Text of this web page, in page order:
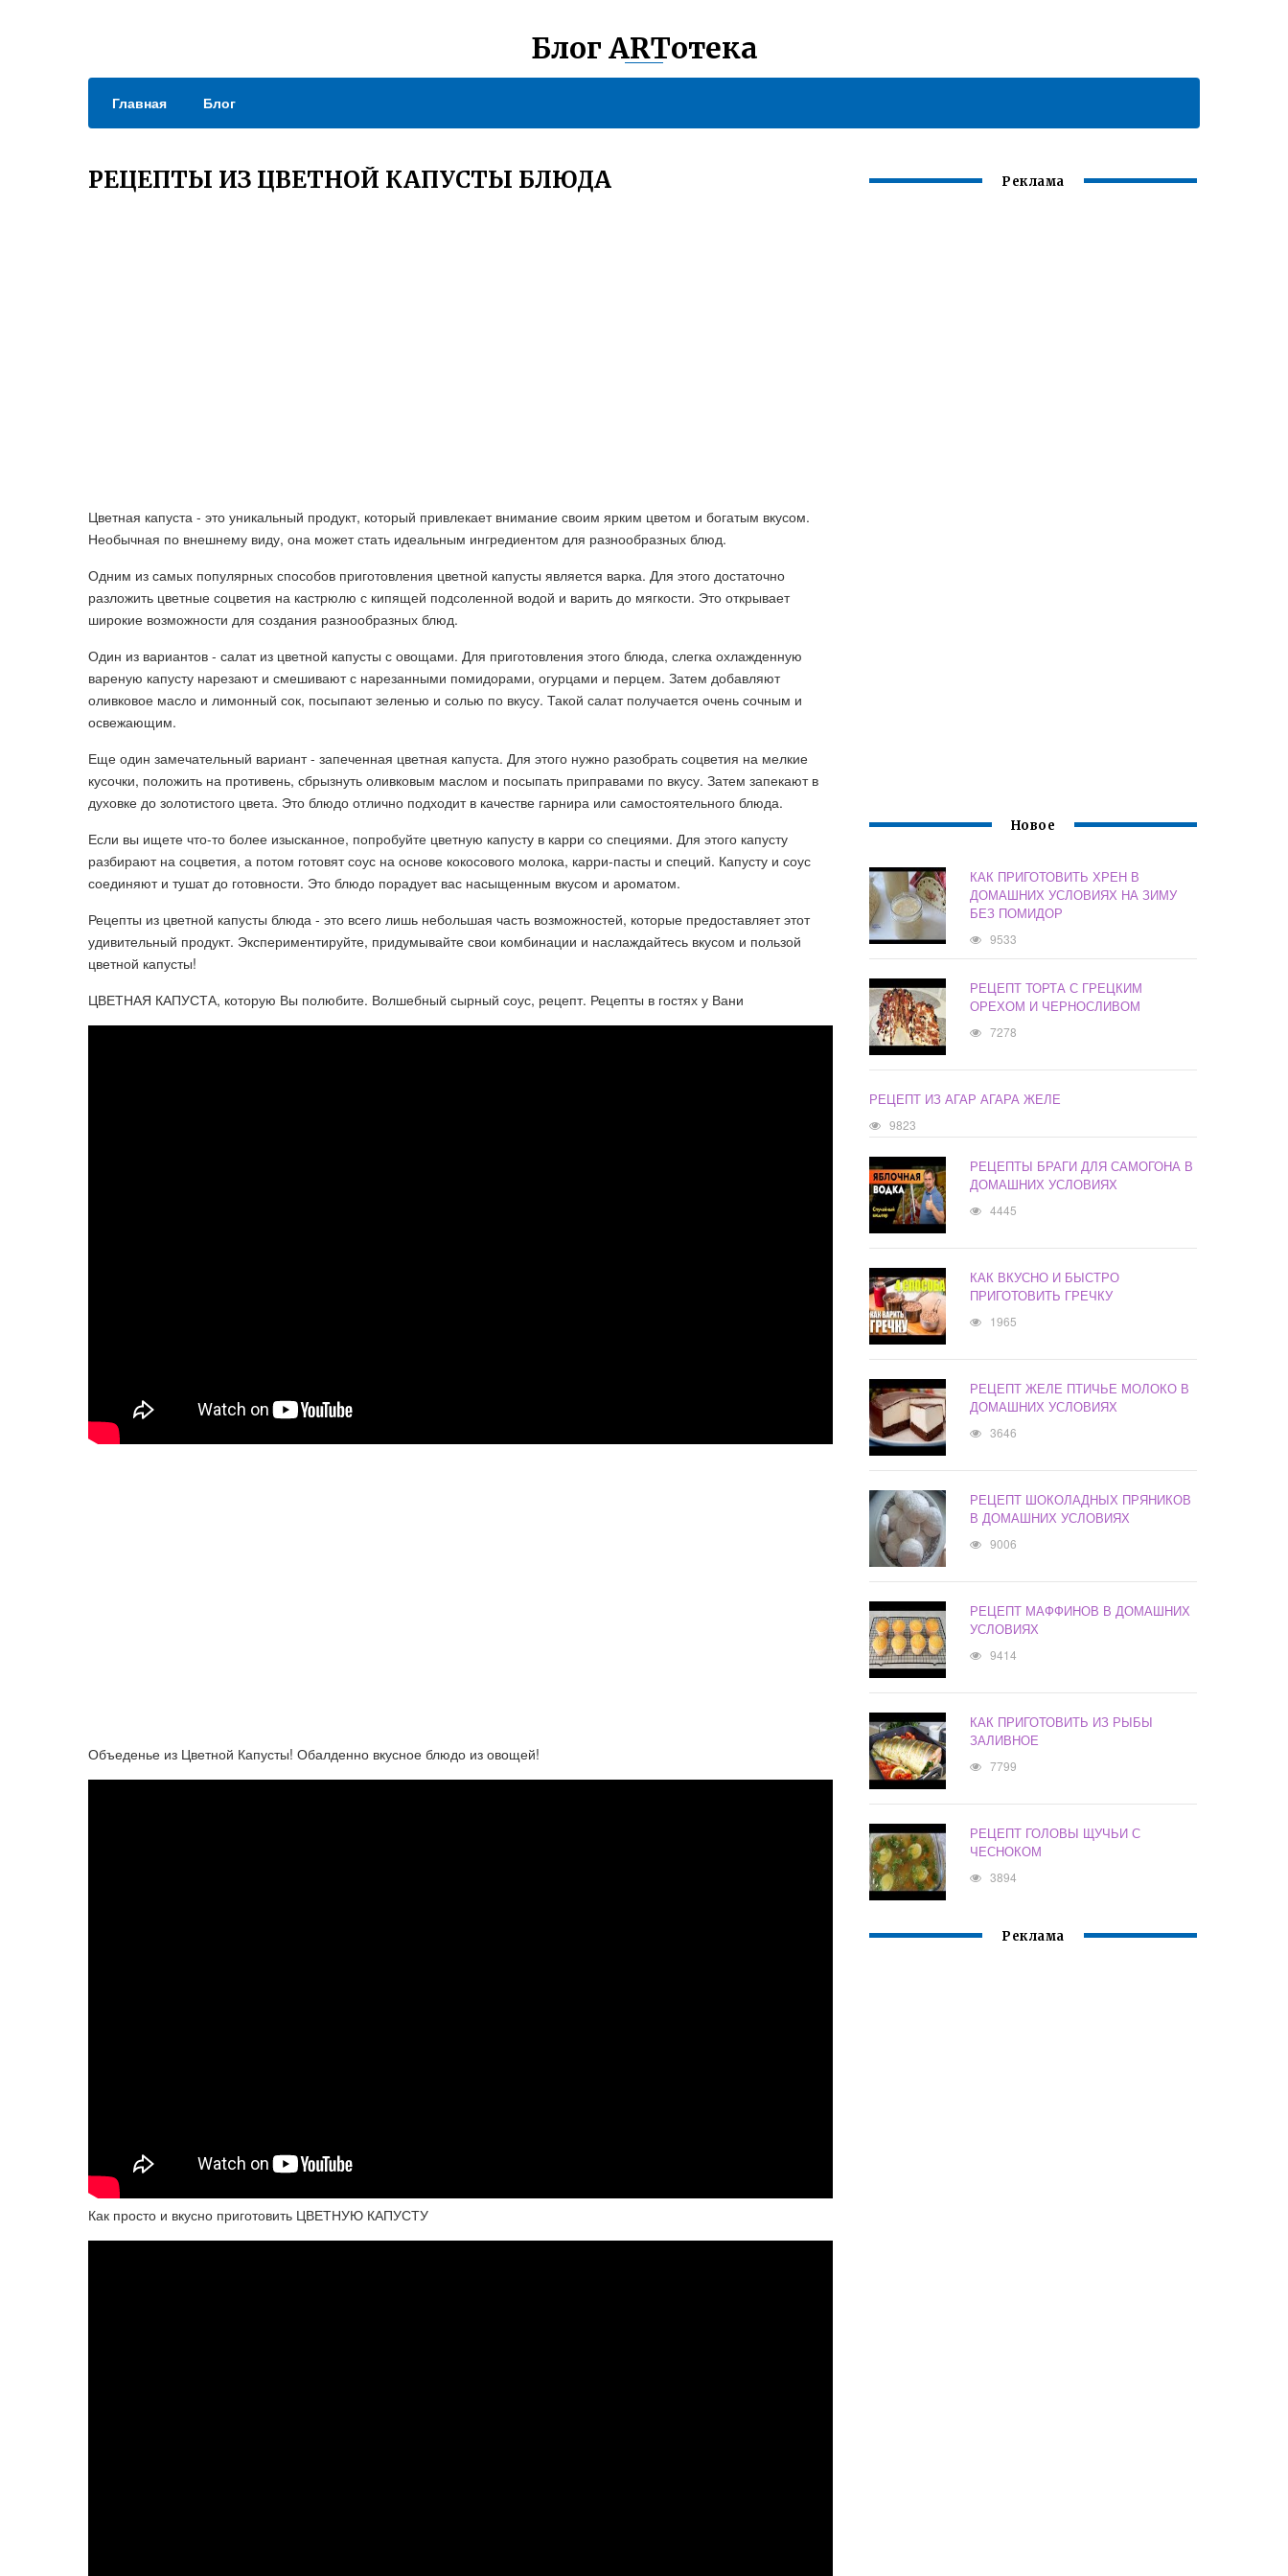
Блог ARTотека
Главная Блог
РЕЦЕПТЫ ИЗ ЦВЕТНОЙ КАПУСТЫ БЛЮДА
Цветная капуста - это уникальный продукт, который привлекает внимание своим ярким цветом и богатым вкусом.
Необычная по внешнему виду, она может стать идеальным ингредиентом для разнообразных блюд.
Одним из самых популярных способов приготовления цветной капусты является варка. Для этого достаточно
разложить цветные соцветия на кастрюлю с кипящей подсоленной водой и варить до мягкости. Это открывает
широкие возможности для создания разнообразных блюд.
Один из вариантов - салат из цветной капусты с овощами. Для приготовления этого блюда, слегка охлажденную
вареную капусту нарезают и смешивают с нарезанными помидорами, огурцами и перцем. Затем добавляют
оливковое масло и лимонный сок, посыпают зеленью и солью по вкусу. Такой салат получается очень сочным и
освежающим.
Еще один замечательный вариант - запеченная цветная капуста. Для этого нужно разобрать соцветия на мелкие
кусочки, положить на противень, сбрызнуть оливковым маслом и посыпать приправами по вкусу. Затем запекают в
духовке до золотистого цвета. Это блюдо отлично подходит в качестве гарнира или самостоятельного блюда.
Если вы ищете что-то более изысканное, попробуйте цветную капусту в карри со специями. Для этого капусту
разбирают на соцветия, а потом готовят соус на основе кокосового молока, карри-пасты и специй. Капусту и соус
соединяют и тушат до готовности. Это блюдо порадует вас насыщенным вкусом и ароматом.
Рецепты из цветной капусты блюда - это всего лишь небольшая часть возможностей, которые предоставляет этот
удивительный продукт. Экспериментируйте, придумывайте свои комбинации и наслаждайтесь вкусом и пользой
цветной капусты!
ЦВЕТНАЯ КАПУСТА, которую Вы полюбите. Волшебный сырный соус, рецепт. Рецепты в гостях у Вани
Объеденье из Цветной Капусты! Обалденно вкусное блюдо из овощей!
Как просто и вкусно приготовить ЦВЕТНУЮ КАПУСТУ
Реклама
Новое
КАК ПРИГОТОВИТЬ ХРЕН В
ДОМАШНИХ УСЛОВИЯХ НА ЗИМУ
БЕЗ ПОМИДОР
9533
РЕЦЕПТ ТОРТА С ГРЕЦКИМ
ОРЕХОМ И ЧЕРНОСЛИВОМ
7278
РЕЦЕПТ ИЗ АГАР АГАРА ЖЕЛЕ
9823
РЕЦЕПТЫ БРАГИ ДЛЯ САМОГОНА В
ДОМАШНИХ УСЛОВИЯХ
4445
КАК ВКУСНО И БЫСТРО
ПРИГОТОВИТЬ ГРЕЧКУ
1965
РЕЦЕПТ ЖЕЛЕ ПТИЧЬЕ МОЛОКО В
ДОМАШНИХ УСЛОВИЯХ
3646
РЕЦЕПТ ШОКОЛАДНЫХ ПРЯНИКОВ
В ДОМАШНИХ УСЛОВИЯХ
9006
РЕЦЕПТ МАФФИНОВ В ДОМАШНИХ
УСЛОВИЯХ
9414
КАК ПРИГОТОВИТЬ ИЗ РЫБЫ
ЗАЛИВНОЕ
7799
РЕЦЕПТ ГОЛОВЫ ЩУЧЬИ С
ЧЕСНОКОМ
3894
Реклама